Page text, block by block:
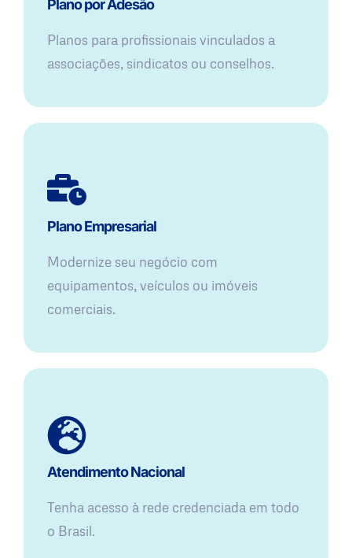
Plano por Adesão
Planos para profissionais vinculados a
associações, sindicatos ou conselhos.
Plano Empresarial
Modernize seu negócio com
equipamentos, veículos ou imóveis
comerciais.
Atendimento Nacional
Tenha acesso à rede credenciada em todo
o Brasil.